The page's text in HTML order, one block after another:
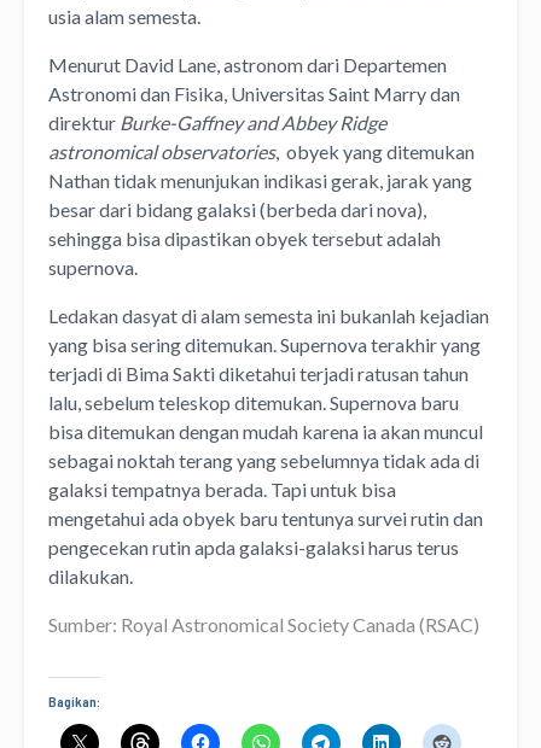
usia alam semesta.
Menurut David Lane, astronom dari Departemen
Astronomi dan Fisika, Universitas Saint Marry dan
direktur Burke-Gaffney and Abbey Ridge
astronomical observatories, obyek yang ditemukan
Nathan tidak menunjukan indikasi gerak, jarak yang
besar dari bidang galaksi (berbeda dari nova),
sehingga bisa dipastikan obyek tersebut adalah
supernova.
Ledakan dasyat di alam semesta ini bukanlah kejadian
yang bisa sering ditemukan. Supernova terakhir yang
terjadi di Bima Sakti diketahui terjadi ratusan tahun
lalu, sebelum teleskop ditemukan. Supernova baru
bisa ditemukan dengan mudah karena ia akan muncul
sebagai noktah terang yang sebelumnya tidak ada di
galaksi tempatnya berada. Tapi untuk bisa
mengetahui ada obyek baru tentunya survei rutin dan
pengecekan rutin apda galaksi-galaksi harus terus
dilakukan.
Sumber: Royal Astronomical Society Canada (RSAC)
Bagikan: